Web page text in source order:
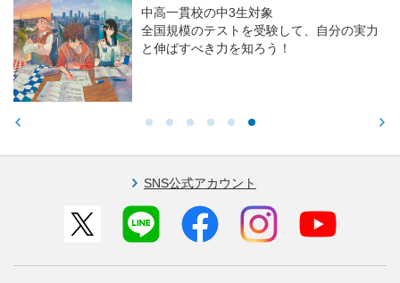
中高一貫校の中3生対象
全国規模のテストを受験して、自分の実力
と伸ばすべき力を知ろう！
SNS公式アカウント